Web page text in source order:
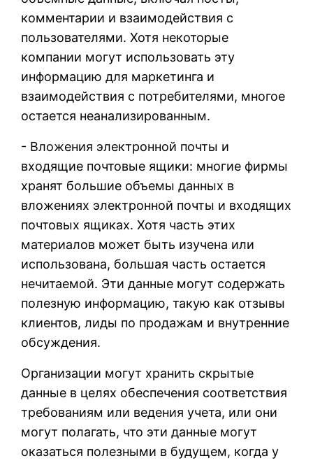
комментарии и взаимодействия с
пользователями. Хотя некоторые
компании могут использовать эту
информацию для маркетинга и
взаимодействия с потребителями, многое
остается неанализированным.
- Вложения электронной почты и
входящие почтовые ящики: многие фирмы
хранят большие объемы данных в
вложениях электронной почты и входящих
почтовых ящиках. Хотя часть этих
материалов может быть изучена или
использована, большая часть остается
нечитаемой. Эти данные могут содержать
полезную информацию, такую как отзывы
клиентов, лиды по продажам и внутренние
обсуждения.
Организации могут хранить скрытые
данные в целях обеспечения соответствия
требованиям или ведения учета, или они
могут полагать, что эти данные могут
оказаться полезными в будущем, когда у